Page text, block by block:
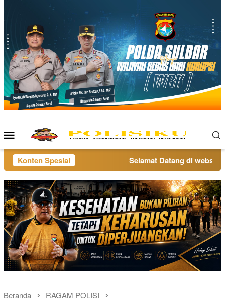
Menu
Mobile
Konten Spesial Selamat Datang di website
Beranda RAGAM POLISI